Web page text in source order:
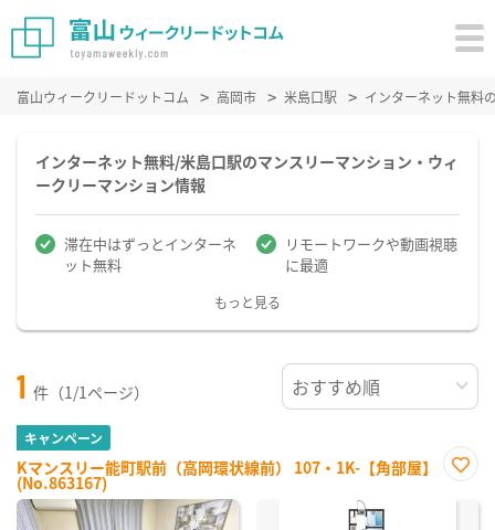
富山ウィークリードットコム 高岡市 米島口駅 インターネット無料
インターネット無料/米島口駅のマンスリーマンション・ウィ
ークリーマンション情報
滞在中はずっとインターネ
ット無料
リモートワークや動画視聴
に最適
もっと見る
1 件（1/1ページ）
キャンペーン
Kマンスリー能町駅前（高岡環状線前） 107・1K-【角部屋】
(No.863167)
に入